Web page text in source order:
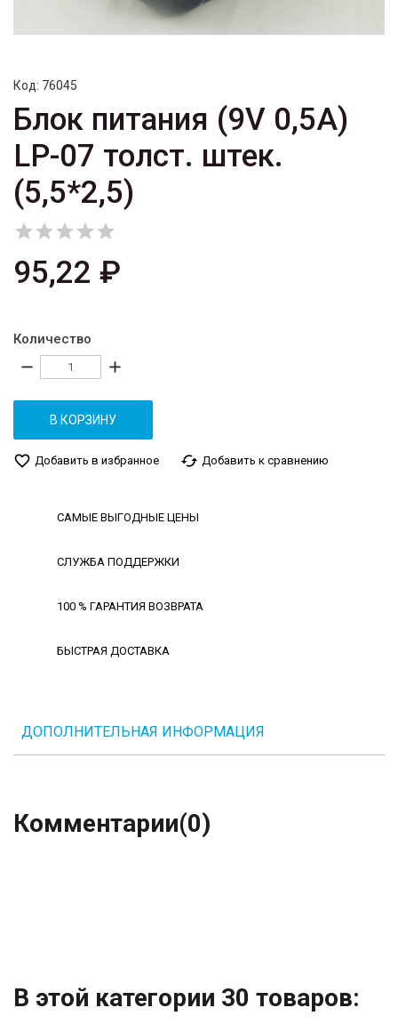
Код: 76045
Блок питания (9V 0,5A)
LP-07 толст. штек.
(5,5*2,5)

95,22 ₽
Количество
remove add
В КОРЗИНУ
favorite_border Добавить в избранное cached Добавить к сравнению
САМЫЕ ВЫГОДНЫЕ ЦЕНЫ
СЛУЖБА ПОДДЕРЖКИ
100 % ГАРАНТИЯ ВОЗВРАТА
БЫСТРАЯ ДОСТАВКА
ДОПОЛНИТЕЛЬНАЯ ИНФОРМАЦИЯ
Комментарии(0)
В этой категории 30 товаров: